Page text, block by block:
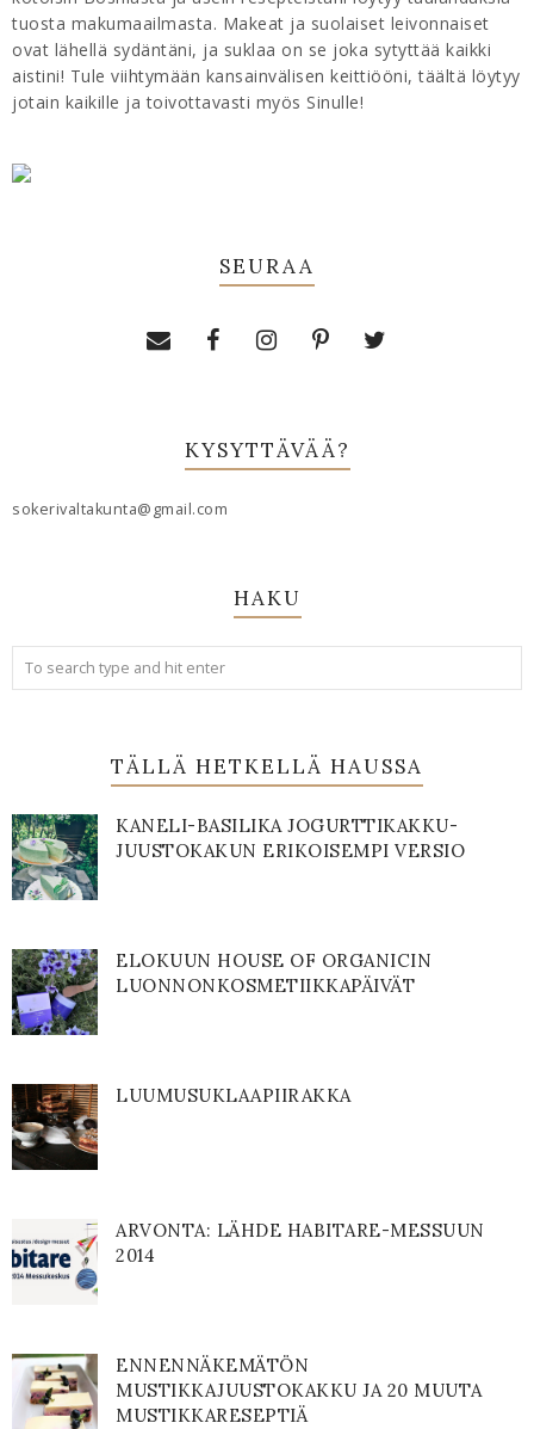
tuosta makumaailmasta. Makeat ja suolaiset leivonnaiset
ovat lähellä sydäntäni, ja suklaa on se joka sytyttää kaikki
aistini! Tule viihtymään kansainvälisen keittiööni, täältä löytyy
jotain kaikille ja toivottavasti myös Sinulle!
SEURAA
KYSYTTÄVÄÄ?
sokerivaltakunta@gmail.com
HAKU
TÄLLÄ HETKELLÄ HAUSSA
KANELI-BASILIKA JOGURTTIKAKKU-
JUUSTOKAKUN ERIKOISEMPI VERSIO
ELOKUUN HOUSE OF ORGANICIN
LUONNONKOSMETIIKKAPÄIVÄT
LUUMUSUKLAAPIIRAKKA
ARVONTA: LÄHDE HABITARE-MESSUUN
2014
ENNENNÄKEMÄTÖN
MUSTIKKAJUUSTOKAKKU JA 20 MUUTA
MUSTIKKARESEPTIÄ